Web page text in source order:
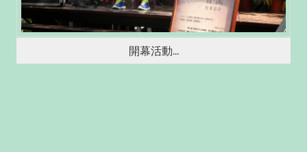
開幕活動...